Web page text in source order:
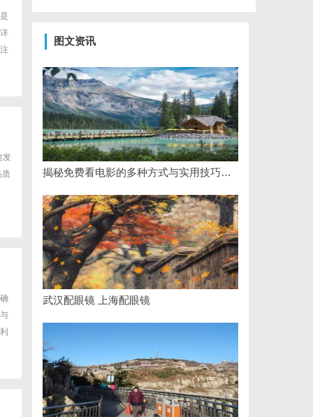
发
质
图文资讯
揭秘免费看电影的多种方式与实用技巧大全
武汉配眼镜 上海配眼镜